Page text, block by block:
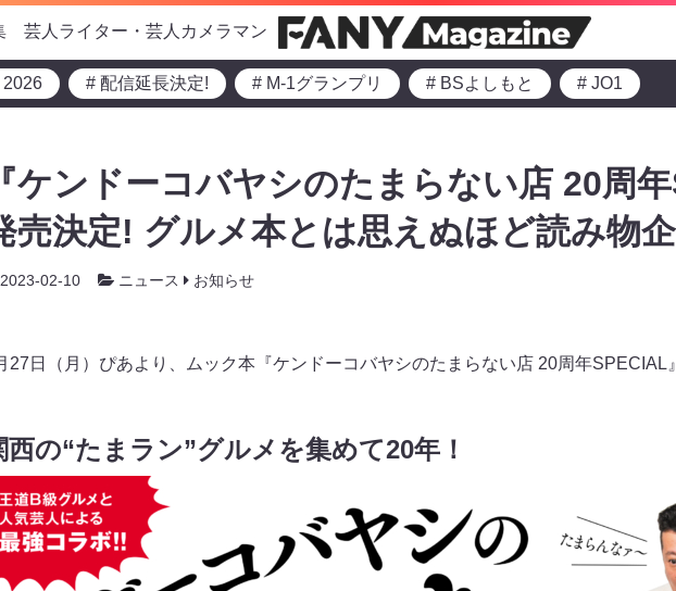
芸人ライター・芸人カメラマン
2026 # 配信延長決定! # M-1グランプリ # BSよしもと # JO1
『ケンドーコバヤシのたまらない店 20周年
売決定! グルメ本とは思えぬほど読み物
2023-02-10 ニュース お知らせ
27日（月）ぴあより、ムック本『ケンドーコバヤシのたまらない店 20周年SPECIAL
西の“たまラン”グルメを集めて20年！